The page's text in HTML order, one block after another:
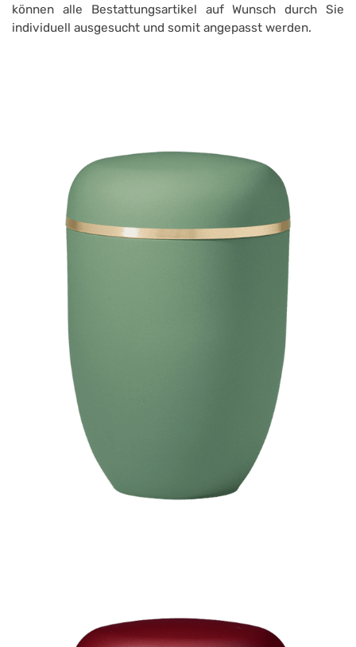
können alle Bestattungsartikel auf Wunsch durch Sie
individuell ausgesucht und somit angepasst werden.